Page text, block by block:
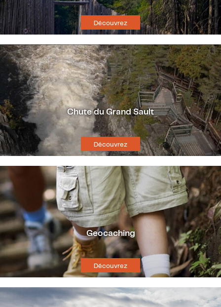
Découvrez
Chute du Grand Sault
Découvrez
Geocaching
Découvrez